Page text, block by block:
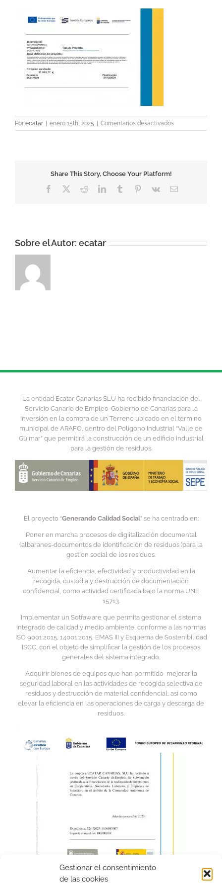
Gestionar el consentimiento
de las cookies
Por ecatar enero 15th, 2025 Comentarios desactivadosen
Screenshot
Share This Story, Choose Your Platform!
Facebook RedditLinkedInTumblr Pinterest
Vk
Correo
Sobre el Autor: ecatar
La entidad Ecatar Canarias SLU ha recibido financiación del
Servicio Canario de Empleo-Gobierno de Canarias para la
inversión en la compra de un Terreno ubicado en el término
municipal de ARAFO, dentro del Polígono Industrial “Valle de
Güimar” que permitirá la construcción de un edificio industrial
para la gestión de residuos.
El proyecto “Generando Calidad Social” se ha centrado en:
Poner en marcha procesos de digiitalización documental
(albaranes-documentos de identificación de residuos )para la
gestión social de los residuos.
Aumentar la eficiencia, efectividad y productividad en la
recogida, custodia y destrucción de documentación
confidencial, como actividad certificada bajo la norma UNE
15713.
Implementar un Sotfaware que permita gestionar el sistema
integrado de calidad y medio ambiente, conforme a las normas
ISO 9001:2015, 14001:2015, EMAS III y Esquema de Sostenibilidad
ISCC, con el objeto de simplificar la gestión de los procesos
generales del sistema integrado.
Adquirir bienes de equipos que han permitido mejorar la
seguridad laboral en las actividades de recogida selectiva de
residuos y destrucción de material confidencial, así como
elevar la eficiencia en las operaciones de carga y descarga de
residuos.